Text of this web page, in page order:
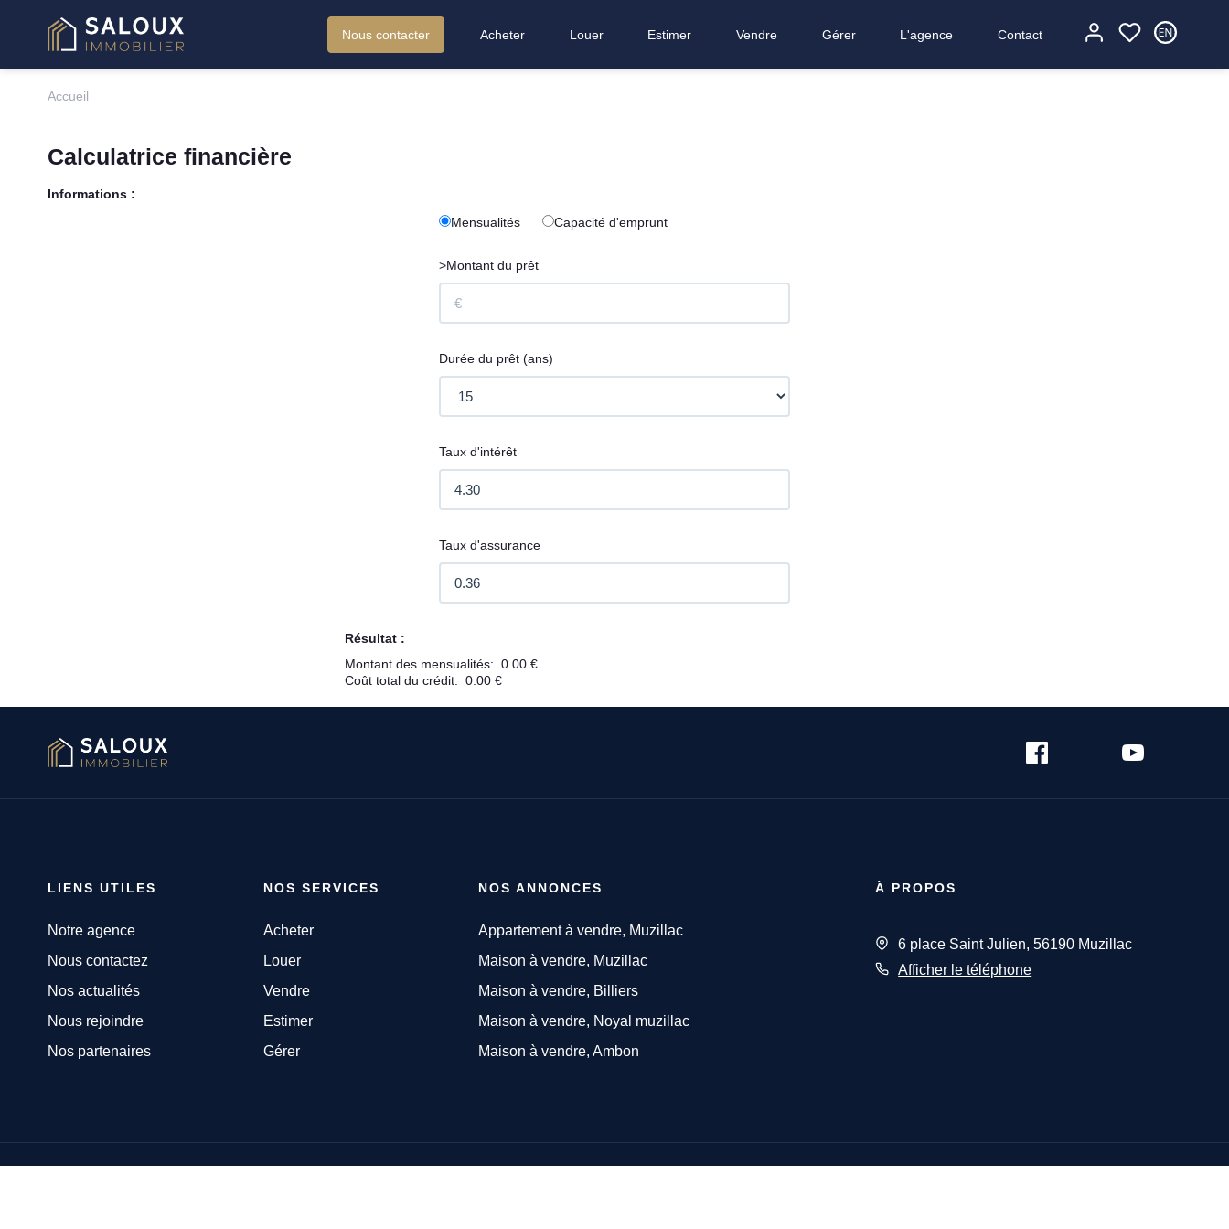
Nous contacter Acheter Louer Estimer Vendre Gérer L'agence Contact
Accueil
Calculatrice financière
Informations :
Mensualités
Capacité d'emprunt
>Montant du prêt
Durée du prêt (ans)
Taux d'intérêt
Taux d'assurance
Résultat :
Montant des mensualités: 0.00 €
Coût total du crédit: 0.00 €
LIENS UTILES
Notre agence
Nous contactez
Nos actualités
Nous rejoindre
Nos partenaires
NOS SERVICES
Acheter
Louer
Vendre
Estimer
Gérer
NOS ANNONCES
Appartement à vendre, Muzillac
Maison à vendre, Muzillac
Maison à vendre, Billiers
Maison à vendre, Noyal muzillac
Maison à vendre, Ambon
À PROPOS
6 place Saint Julien, 56190 Muzillac
Afficher le téléphone